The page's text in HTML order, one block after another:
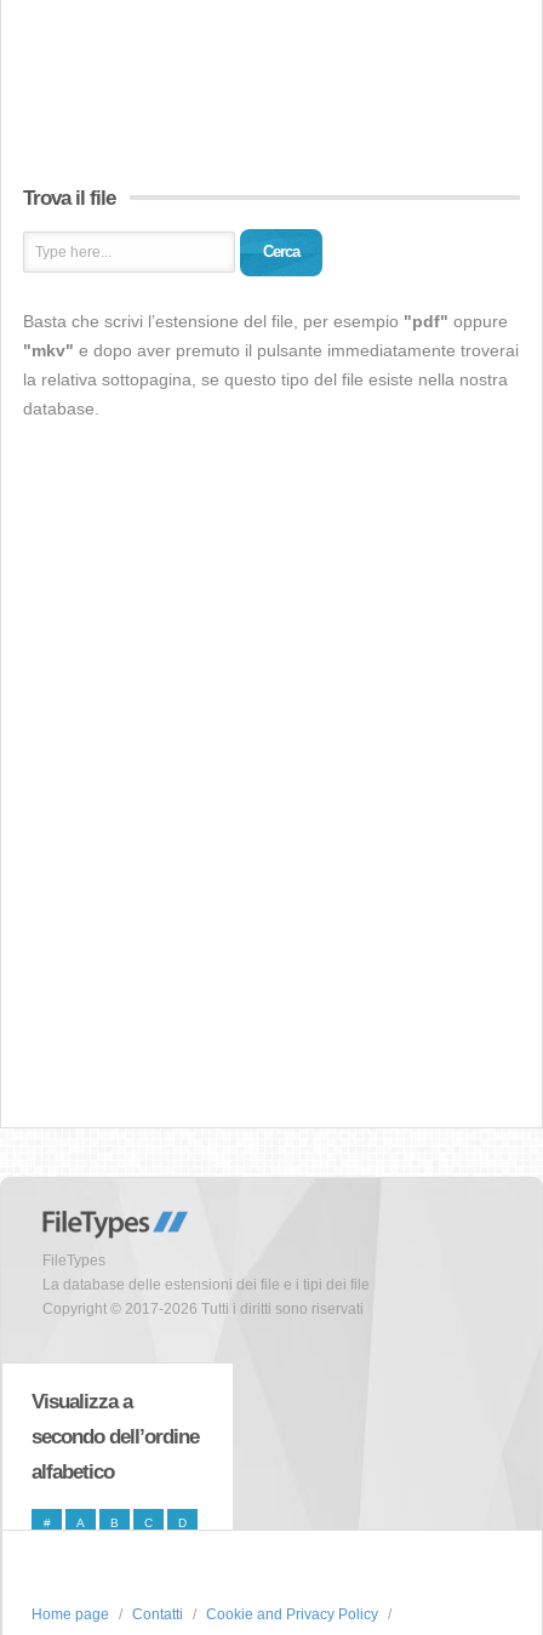
Trova il file
Cerca
Basta che scrivi l’estensione del file, per esempio "pdf" oppure
"mkv" e dopo aver premuto il pulsante immediatamente troverai
la relativa sottopagina, se questo tipo del file esiste nella nostra
database.
FileTypes
La database delle estensioni dei file e i tipi dei file
Copyright © 2017-2026 Tutti i diritti sono riservati
Visualizza a
secondo dell’ordine
alfabetico
# A B C D
Home page Contatti Cookie and Privacy Policy